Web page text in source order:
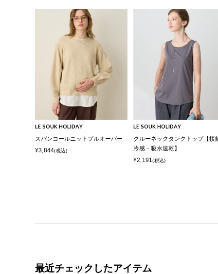
LE SOUK HOLIDAY
スパンコールニットプルオーバー
¥3,844(税込)
LE SOUK HOLIDAY
クルーネックタンクトップ【接
冷感・吸水速乾】
¥2,191(税込)
最近チェックしたアイテム